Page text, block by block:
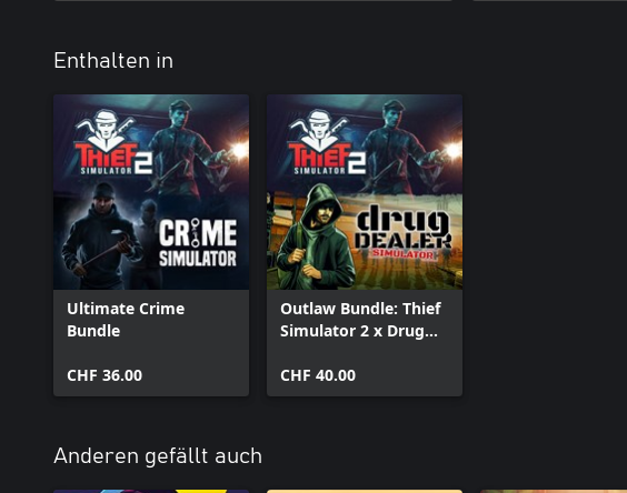
Enthalten in
Ultimate Crime
Bundle
CHF 36.00
Outlaw Bundle: Thief
Simulator 2 x Drug
CHF 40.00
Anderen gefällt auch